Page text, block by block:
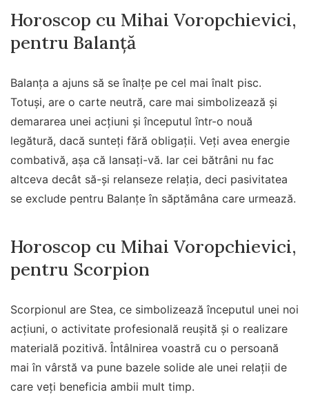
Horoscop cu Mihai Voropchievici,
pentru Balanță
Balanța a ajuns să se înalțe pe cel mai înalt pisc.
Totuși, are o carte neutră, care mai simbolizează și
demararea unei acțiuni și începutul într-o nouă
legătură, dacă sunteți fără obligații. Veți avea energie
combativă, aşa că lansați-vă. Iar cei bătrâni nu fac
altceva decât să-și relanseze relația, deci pasivitatea
se exclude pentru Balanțe în săptămâna care urmează.
Horoscop cu Mihai Voropchievici,
pentru Scorpion
Scorpionul are Stea, ce simbolizează începutul unei noi
acțiuni, o activitate profesională reușită și o realizare
materială pozitivă. Întâlnirea voastră cu o persoană
mai în vârstă va pune bazele solide ale unei relații de
care veți beneficia ambii mult timp.